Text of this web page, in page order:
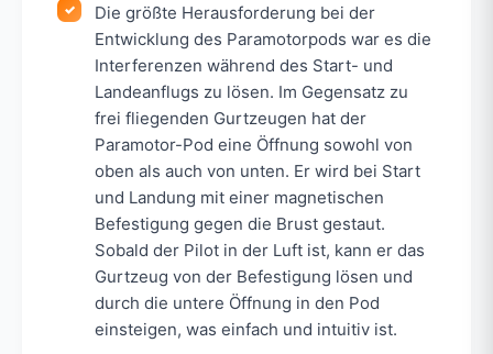
Die größte Herausforderung bei der
Entwicklung des Paramotorpods war es die
Interferenzen während des Start- und
Landeanflugs zu lösen. Im Gegensatz zu
frei fliegenden Gurtzeugen hat der
Paramotor-Pod eine Öffnung sowohl von
oben als auch von unten. Er wird bei Start
und Landung mit einer magnetischen
Befestigung gegen die Brust gestaut.
Sobald der Pilot in der Luft ist, kann er das
Gurtzeug von der Befestigung lösen und
durch die untere Öffnung in den Pod
einsteigen, was einfach und intuitiv ist.